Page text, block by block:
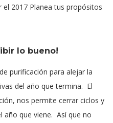
lo bueno!
purificación para alejar la
del año que termina. El
nos permite cerrar ciclos y
año que viene. Así que no